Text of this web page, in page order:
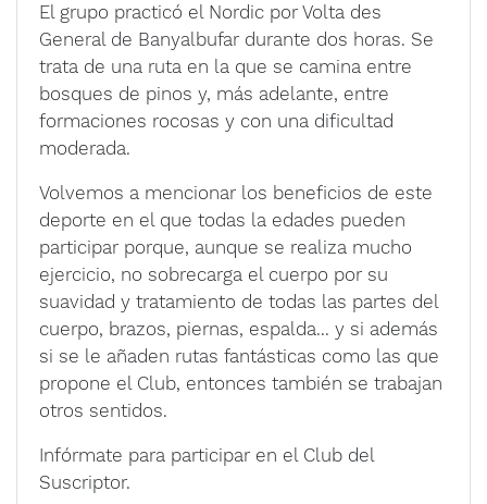
El grupo practicó el Nordic por Volta des
General de Banyalbufar durante dos horas. Se
trata de una ruta en la que se camina entre
bosques de pinos y, más adelante, entre
formaciones rocosas y con una dificultad
moderada.
Volvemos a mencionar los beneficios de este
deporte en el que todas la edades pueden
participar porque, aunque se realiza mucho
ejercicio, no sobrecarga el cuerpo por su
suavidad y tratamiento de todas las partes del
cuerpo, brazos, piernas, espalda... y si además
si se le añaden rutas fantásticas como las que
propone el Club, entonces también se trabajan
otros sentidos.
Infórmate para participar en el Club del
Suscriptor.